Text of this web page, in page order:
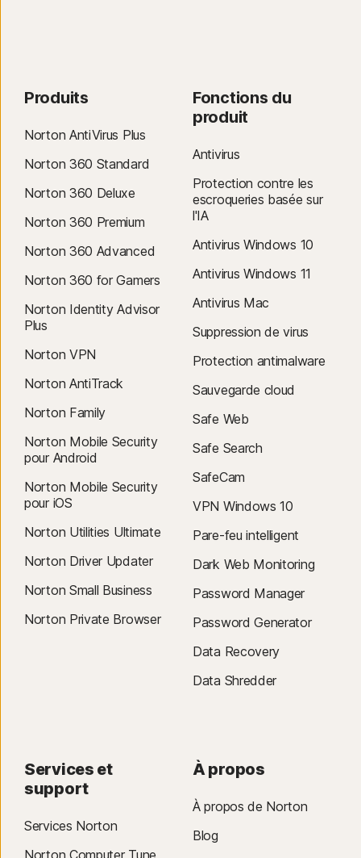
Produits
Norton AntiVirus Plus
Norton 360 Standard
Norton 360 Deluxe
Norton 360 Premium
Norton 360 Advanced
Norton 360 for Gamers
Norton Identity Advisor
Plus
Norton VPN
Norton AntiTrack
Norton Family
Norton Mobile Security
pour Android
Norton Mobile Security
pour iOS
Norton Utilities Ultimate
Norton Driver Updater
Norton Small Business
Norton Private Browser
Fonctions du
produit
Antivirus
Protection contre les
escroqueries basée sur
l'IA
Antivirus Windows 10
Antivirus Windows 11
Antivirus Mac
Suppression de virus
Protection antimalware
Sauvegarde cloud
Safe Web
Safe Search
SafeCam
VPN Windows 10
Pare-feu intelligent
Dark Web Monitoring
Password Manager
Password Generator
Data Recovery
Data Shredder
Services et
support
Services Norton
Norton Computer Tune
À propos
À propos de Norton
Blog